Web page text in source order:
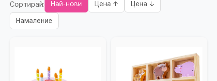
Сортирай: Най-нови Цена ↑ Цена ↓
Намаление